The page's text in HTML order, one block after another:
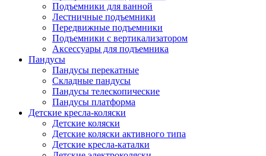
Подъемники для ванной
Лестничные подъемники
Передвижные подъемники
Подъемники с вертикализатором
Аксессуары для подъемника
Пандусы
Пандусы перекатные
Складные пандусы
Пандусы телескопические
Пандусы платформа
Детские кресла-коляски
Детские коляски
Детские коляски активного типа
Детские кресла-каталки